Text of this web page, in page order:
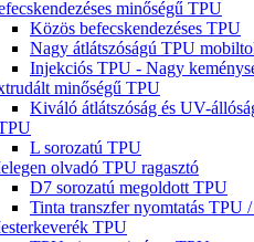
minőségű TPU
Közös befecskendezéses TPU
Nagy átlátszóságú TPU
Injekciós TPU - Nagy
minőségű TPU
Kiváló átlátszóság és UV-
L sorozatú TPU
olvadó TPU ragasztó
D7 sorozatú megoldott TPU
Tinta transzfer nyomtatás TPU
TPU